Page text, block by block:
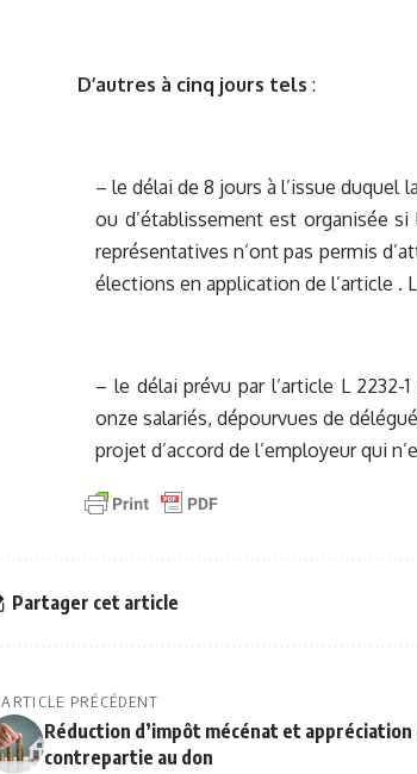
D’autres à cinq jours tels :
– le délai de 8 jours à l’issue duquel
ou d’établissement est organisée
représentatives n’ont pas permis
élections en application de l’article .
– le délai prévu par l’article L
onze salariés, dépourvues de
projet d’accord de l’employeur qui
Partager cet article
ARTICLE PRÉCÉDENT
Réduction d’impôt mécénat et appréciation
contrepartie au don